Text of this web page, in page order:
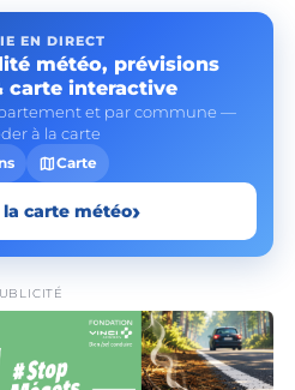
EN DIRECT
météo, prévisions
carte interactive
et par commune —
à la carte
mapCarte
carte météo›